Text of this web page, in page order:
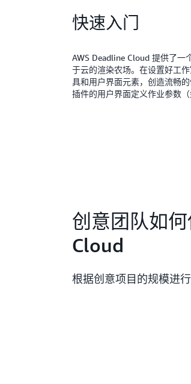
快速入门
AWS Deadline Cloud 提供了一
于云的渲染农场。在设置好工
具和用户界面元素，创造流畅
插件的用户界面定义作业参数
创意团队如
Cloud
根据创意项目的规模进